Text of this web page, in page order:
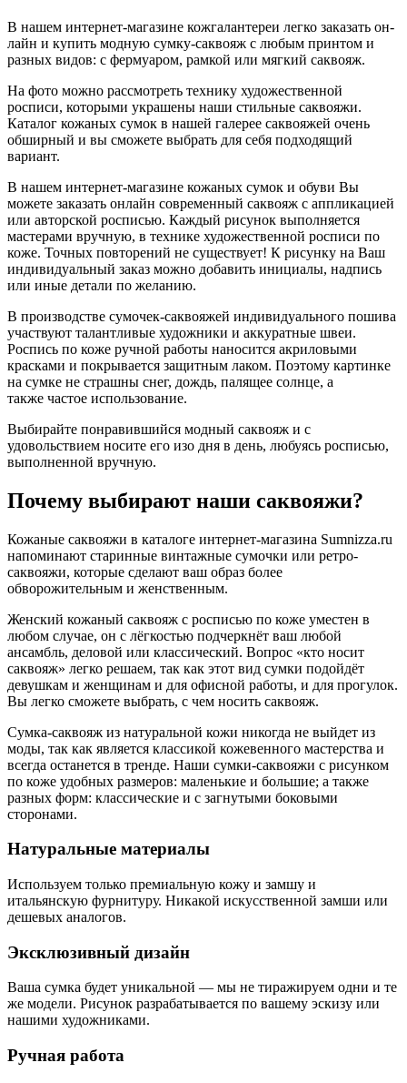
В нашем интернет-магазине кожгалантереи легко заказать он-
лайн и купить модную сумку-саквояж с любым принтом и
разных видов: с фермуаром, рамкой или мягкий саквояж.
На фото можно рассмотреть технику художественной
росписи, которыми украшены наши стильные саквояжи.
Каталог кожаных сумок в нашей галерее саквояжей очень
обширный и вы сможете выбрать для себя подходящий
вариант.
В нашем интернет-магазине кожаных сумок и обуви Вы
можете заказать онлайн современный саквояж с аппликацией
или авторской росписью. Каждый рисунок выполняется
мастерами вручную, в технике художественной росписи по
коже. Точных повторений не существует! К рисунку на Ваш
индивидуальный заказ можно добавить инициалы, надпись
или иные детали по желанию.
В производстве сумочек-саквояжей индивидуального пошива
участвуют талантливые художники и аккуратные швеи.
Роспись по коже ручной работы наносится акриловыми
красками и покрывается защитным лаком. Поэтому картинке
на сумке не страшны снег, дождь, палящее солнце, а
также частое использование.
Выбирайте понравившийся модный саквояж и с
удовольствием носите его изо дня в день, любуясь росписью,
выполненной вручную.
Почему выбирают наши саквояжи?
Кожаные саквояжи в каталоге интернет-магазина Sumnizza.ru
напоминают старинные винтажные сумочки или ретро-
саквояжи, которые сделают ваш образ более
обворожительным и женственным.
Женский кожаный саквояж с росписью по коже уместен в
любом случае, он с лёгкостью подчеркнёт ваш любой
ансамбль, деловой или классический. Вопрос «кто носит
саквояж» легко решаем, так как этот вид сумки подойдёт
девушкам и женщинам и для офисной работы, и для прогулок.
Вы легко сможете выбрать, с чем носить саквояж.
Сумка-саквояж из натуральной кожи никогда не выйдет из
моды, так как является классикой кожевенного мастерства и
всегда останется в тренде. Наши сумки-саквояжи с рисунком
по коже удобных размеров: маленькие и большие; а также
разных форм: классические и с загнутыми боковыми
сторонами.
Натуральные материалы
Используем только премиальную кожу и замшу и
итальянскую фурнитуру. Никакой искусственной замши или
дешевых аналогов.
Эксклюзивный дизайн
Ваша сумка будет уникальной — мы не тиражируем одни и те
же модели. Рисунок разрабатывается по вашему эскизу или
нашими художниками.
Ручная работа